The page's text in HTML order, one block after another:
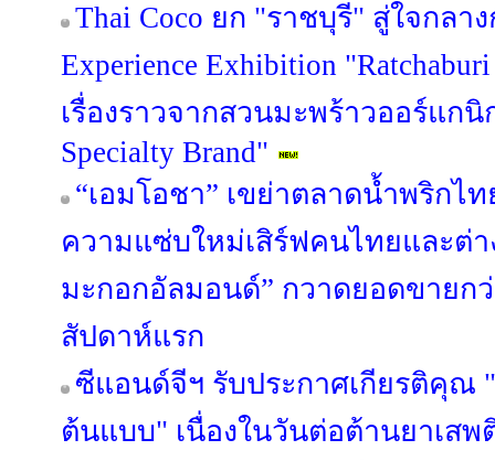
Thai Coco ยก "ราชบุรี" สู่ใจกลาง
Experience Exhibition
เรื่องราวจากสวนมะพร้าวออร์แกนิ
Specialty Brand"
“เอมโอชา” เขย่าตลาดน้ำพริกไ
ความแซ่บใหม่เสิร์ฟคนไทยและต่
มะกอกอัลมอนด์” กวาดยอดขายกว่
สัปดาห์แรก
ซีแอนด์จีฯ รับประกาศเกียรติคุณ
ต้นแบบ" เนื่องในวันต่อต้านยาเสพ